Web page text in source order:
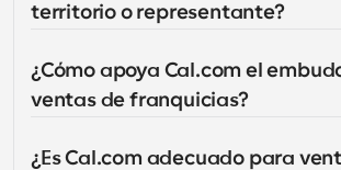
territorio o representante?
¿Cómo apoya Cal.com el
ventas de franquicias?
¿Es Cal.com adecuado para